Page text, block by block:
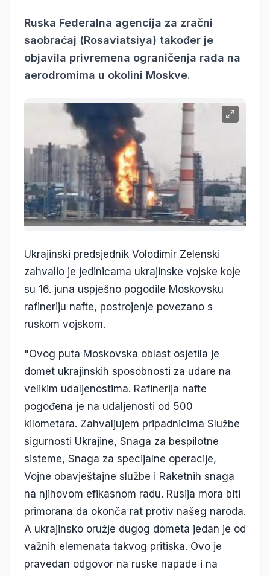
Ruska Federalna agencija za zračni
saobraćaj (Rosaviatsiya) također je
objavila privremena ograničenja rada na
aerodromima u okolini Moskve.
Ukrajinski predsjednik Volodimir Zelenski
zahvalio je jedinicama ukrajinske vojske koje
su 16. juna uspješno pogodile Moskovsku
rafineriju nafte, postrojenje povezano s
ruskom vojskom.
"Ovog puta Moskovska oblast osjetila je
domet ukrajinskih sposobnosti za udare na
velikim udaljenostima. Rafinerija nafte
pogođena je na udaljenosti od 500
kilometara. Zahvaljujem pripadnicima Službe
sigurnosti Ukrajine, Snaga za bespilotne
sisteme, Snaga za specijalne operacije,
Vojne obavještajne službe i Raketnih snaga
na njihovom efikasnom radu. Rusija mora biti
primorana da okonča rat protiv našeg naroda.
A ukrajinsko oružje dugog dometa jedan je od
važnih elemenata takvog pritiska. Ovo je
pravedan odgovor na ruske napade i na